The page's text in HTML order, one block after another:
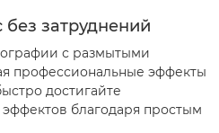
затруднений
с размытыми
профессиональные эффекты
достигайте
благодаря простым